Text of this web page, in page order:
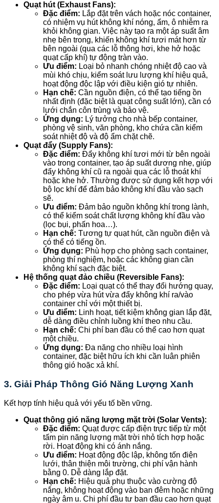
Quạt hút (Exhaust Fans):
Đặc điểm: Lắp đặt trên vách hoặc nóc container,
có nhiệm vụ hút không khí nóng, ẩm, ô nhiễm ra
khỏi không gian. Việc này tạo ra một áp suất âm
nhẹ bên trong, khiến không khí tươi mát hơn từ
bên ngoài (qua các lỗ thông hơi, khe hở hoặc
quạt cấp khí) tự động tràn vào.
Ưu điểm: Loại bỏ nhanh chóng nhiệt độ cao và
mùi khó chịu, kiểm soát lưu lượng khí hiệu quả,
hoạt động độc lập với điều kiện gió tự nhiên.
Hạn chế: Cần nguồn điện, có thể tạo tiếng ồn
nhất định (đặc biệt là quạt công suất lớn), cần có
lưới chắn côn trùng và bảo vệ.
Ứng dụng: Lý tưởng cho nhà bếp container,
phòng vệ sinh, văn phòng, kho chứa cần kiểm
soát nhiệt độ và độ ẩm chặt chẽ.
Quạt đẩy (Supply Fans):
Đặc điểm: Đẩy không khí tươi mới từ bên ngoài
vào trong container, tạo áp suất dương nhẹ, giúp
đẩy không khí cũ ra ngoài qua các lỗ thoát khí
hoặc khe hở. Thường được sử dụng kết hợp với
bộ lọc khí để đảm bảo không khí đầu vào sạch
sẽ.
Ưu điểm: Đảm bảo nguồn không khí trong lành,
có thể kiểm soát chất lượng không khí đầu vào
(lọc bụi, phấn hoa…).
Hạn chế: Tương tự quạt hút, cần nguồn điện và
có thể có tiếng ồn.
Ứng dụng: Phù hợp cho phòng sạch container,
phòng thí nghiệm, hoặc các không gian cần
không khí sạch đặc biệt.
Hệ thống quạt đảo chiều (Reversible Fans):
Đặc điểm: Loại quạt có thể thay đổi hướng quay,
cho phép vừa hút vừa đẩy không khí ra/vào
container chỉ với một thiết bị.
Ưu điểm: Linh hoạt, tiết kiệm không gian lắp đặt,
dễ dàng điều chỉnh luồng khí theo nhu cầu.
Hạn chế: Chi phí ban đầu có thể cao hơn quạt
một chiều.
Ứng dụng: Đa năng cho nhiều loại hình
container, đặc biệt hữu ích khi cần luân phiên
thông gió hoặc xả khí.
3. Giải Pháp Thông Gió Năng Lượng Xanh
Kết hợp tính hiệu quả với yếu tố bền vững.
Quạt thông gió năng lượng mặt trời (Solar Vents):
Đặc điểm: Quạt được cấp điện trực tiếp từ một
tấm pin năng lượng mặt trời nhỏ tích hợp hoặc
rời. Hoạt động khi có ánh nắng.
Ưu điểm: Hoạt động độc lập, không tốn điện
lưới, thân thiện môi trường, chi phí vận hành
bằng 0. Dễ dàng lắp đặt.
Hạn chế: Hiệu quả phụ thuộc vào cường độ
nắng, không hoạt động vào ban đêm hoặc những
ngày âm u. Chi phí đầu tư ban đầu cao hơn quạt